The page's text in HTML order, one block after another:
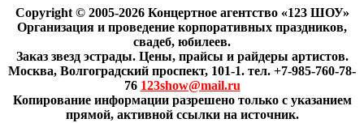
Copyright © 2005-2026 Концертное агентство «123 ШОУ»
Организация и проведение корпоративных праздников,
свадеб, юбилеев.
Заказ звезд эстрады. Цены, прайсы и райдеры артистов.
Москва, Волгоградский проспект, 101-1. тел. +7-985-760-78-
76 123show@mail.ru
Копирование информации разрешено только с указанием
прямой, активной ссылки на источник.